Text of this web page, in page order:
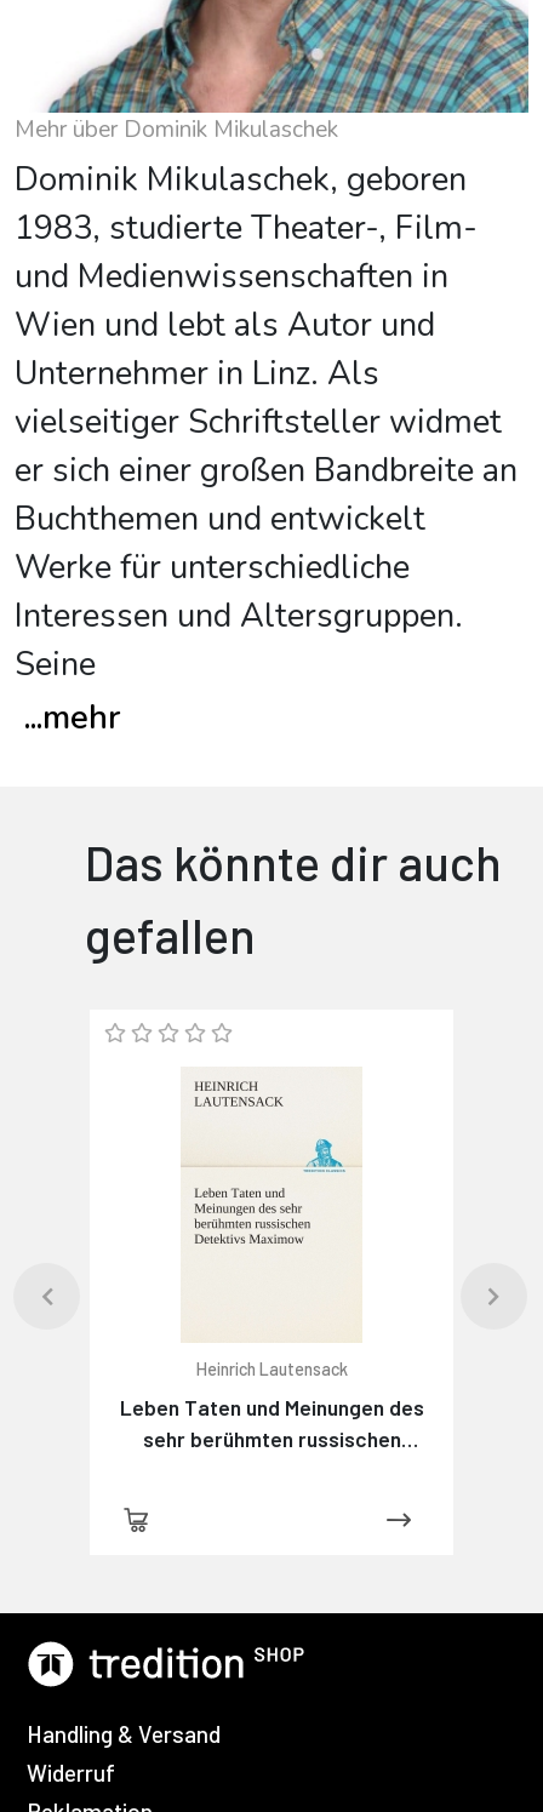
Mehr über Dominik Mikulaschek
Dominik Mikulaschek, geboren
1983, studierte Theater-, Film-
und Medienwissenschaften in
Wien und lebt als Autor und
Unternehmer in Linz. Als
vielseitiger Schriftsteller widmet
er sich einer großen Bandbreite an
Buchthemen und entwickelt
Werke für unterschiedliche
Interessen und Altersgruppen.
Seine
...mehr
Das könnte dir auch
gefallen
Heinrich Lautensack
Leben Taten und Meinungen des
sehr berühmten russischen
Handling & Versand
Widerruf